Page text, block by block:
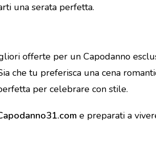
una serata perfetta.
offerte per un Capodanno
che tu preferisca una cena
per celebrare con stile.
e preparati a